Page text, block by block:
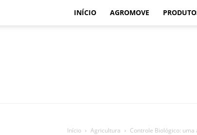
INÍCIO AGROMOVE
Início Agricultura Controle Biológico: